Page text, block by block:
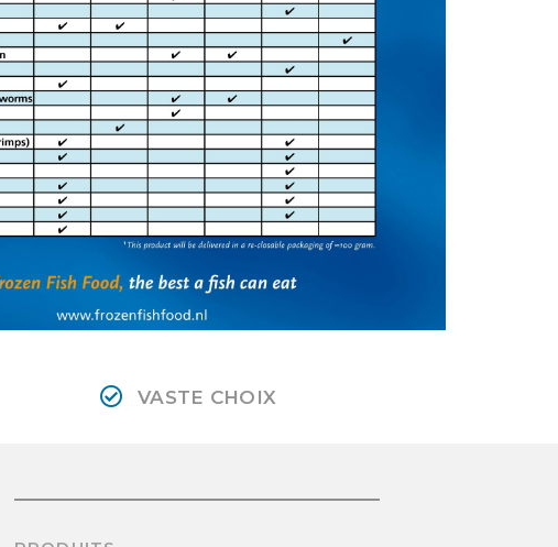
VASTE CHOIX